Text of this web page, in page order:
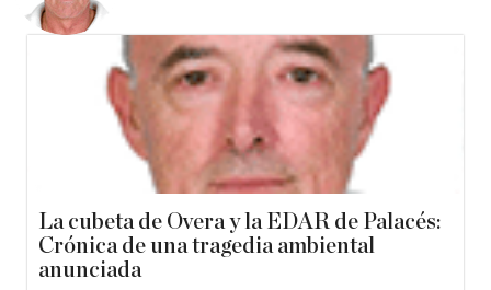
La cubeta de Overa y la EDAR de Palacés:
Crónica de una tragedia ambiental
anunciada